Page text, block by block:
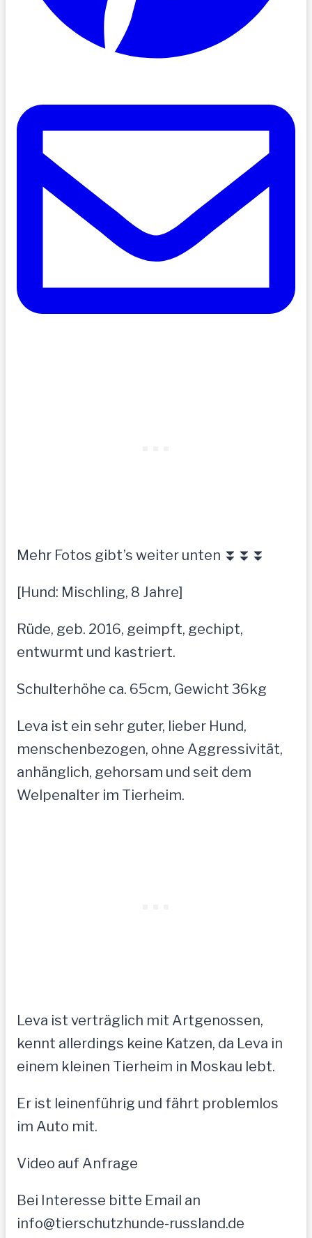
Mehr Fotos gibt’s weiter unten ⏬⏬⏬
[Hund: Mischling, 8 Jahre]
Rüde, geb. 2016, geimpft, gechipt,
entwurmt und kastriert.
Schulterhöhe ca. 65cm, Gewicht 36kg
Leva ist ein sehr guter, lieber Hund,
menschenbezogen, ohne Aggressivität,
anhänglich, gehorsam und seit dem
Welpenalter im Tierheim.
Leva ist verträglich mit Artgenossen,
kennt allerdings keine Katzen, da Leva in
einem kleinen Tierheim in Moskau lebt.
Er ist leinenführig und fährt problemlos
im Auto mit.
Video auf Anfrage
Bei Interesse bitte Email an
info@tierschutzhunde-russland.de